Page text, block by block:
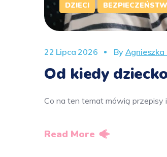
DZIECI
22 Lipca 2026 By Agnieszka
Od kiedy
Co na ten temat mówią przepisy
Read More